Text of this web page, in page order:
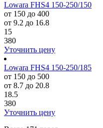
Lowara FHS4 150-250/150
от 150 до 400
от 9.2 до 16.8
15
380
Уточнить цену
Lowara FHS4 150-250/185
от 150 до 500
от 8.7 до 20.8
18.5
380
Уточнить цену